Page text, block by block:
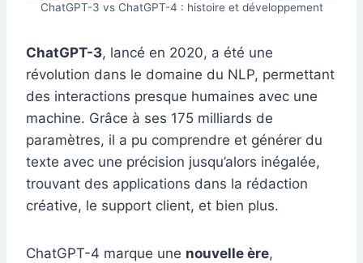
ChatGPT-3 vs ChatGPT-4 : histoire et développement
ChatGPT-3, lancé en 2020, a été une
révolution dans le domaine du NLP, permettant
des interactions presque humaines avec une
machine. Grâce à ses 175 milliards de
paramètres, il a pu comprendre et générer du
texte avec une précision jusqu’alors inégalée,
trouvant des applications dans la rédaction
créative, le support client, et bien plus.
ChatGPT-4 marque une nouvelle ère,